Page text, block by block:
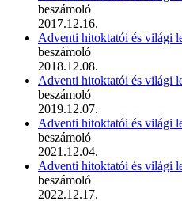
beszámoló
2017.12.16.
Adventi hitoktatói és világi
beszámoló
2018.12.08.
Adventi hitoktatói és világi
beszámoló
2019.12.07.
Adventi hitoktatói és világi
beszámoló
2021.12.04.
Adventi hitoktatói és világi
beszámoló
2022.12.17.